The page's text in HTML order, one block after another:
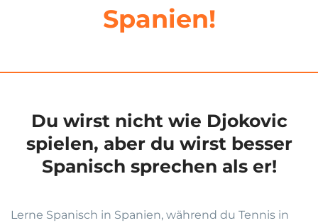
Spanien!
Du wirst nicht wie Djokovic
spielen, aber du wirst besser
Spanisch sprechen als er!
Lerne Spanisch in Spanien, während du Tennis in